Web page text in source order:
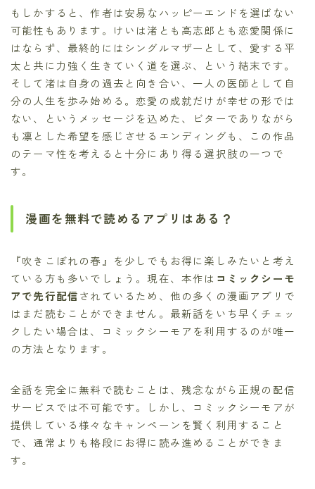
もしかすると、作者は安易なハッピーエンドを選ばない
可能性もあります。けいは渚とも高志郎とも恋愛関係に
はならず、最終的にはシングルマザーとして、愛する平
太と共に力強く生きていく道を選ぶ、という結末です。
そして渚は自身の過去と向き合い、一人の医師として自
分の人生を歩み始める。恋愛の成就だけが幸せの形では
ない、というメッセージを込めた、ビターでありながら
も凛とした希望を感じさせるエンディングも、この作品
のテーマ性を考えると十分にあり得る選択肢の一つで
す。
漫画を無料で読めるアプリはある？
『吹きこぼれの春』を少しでもお得に楽しみたいと考え
ている方も多いでしょう。現在、本作は コミックシーモ
アで先行配信されているため、他の多くの漫画アプリで
はまだ読むことができません。最新話をいち早くチェッ
クしたい場合は、コミックシーモアを利用するのが唯一
の方法となります。
全話を完全に無料で読むことは、残念ながら正規の配信
サービスでは不可能です。しかし、コミックシーモアが
提供している様々なキャンペーンを賢く利用すること
で、通常よりも格段にお得に読み進めることができま
す。